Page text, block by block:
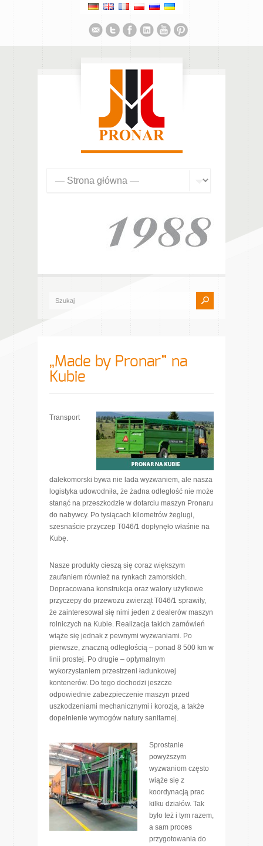
„Made by Pronar” na
Kubie
Transport
dalekomorski bywa nie lada wyzwaniem, ale nasza
logistyka udowodniła, że żadna odległość nie może
stanąć na przeszkodzie w dotarciu maszyn Pronaru
do nabywcy. Po tysiącach kilometrów żeglugi,
szesnaście przyczep T046/1 dopłynęło właśnie na
Kubę.
Nasze produkty cieszą się coraz większym
zaufaniem również na rynkach zamorskich.
Dopracowana konstrukcja oraz walory użytkowe
przyczepy do przewozu zwierząt T046/1 sprawiły,
że zainteresował się nimi jeden z dealerów maszyn
rolniczych na Kubie. Realizacja takich zamówień
wiąże się jednak z pewnymi wyzwaniami. Po
pierwsze, znaczną odległością – ponad 8 500 km w
linii prostej. Po drugie – optymalnym
wykorzystaniem przestrzeni ładunkowej
kontenerów. Do tego dochodzi jeszcze
odpowiednie zabezpieczenie maszyn przed
uszkodzeniami mechanicznymi i korozją, a także
dopełnienie wymogów natury sanitarnej.
Sprostanie
powyższym
wyzwaniom często
wiąże się z
koordynacją prac
kilku działów. Tak
było też i tym razem,
a sam proces
przygotowania do